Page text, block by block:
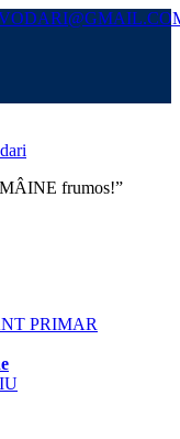
frumos!”
PRIMAR